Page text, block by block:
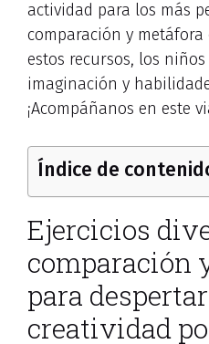
actividad para los más
comparación y
estos recursos, los
imaginación y
¡Acompáñanos en este
Índice de
Ejercicios
comparación
para
creatividad